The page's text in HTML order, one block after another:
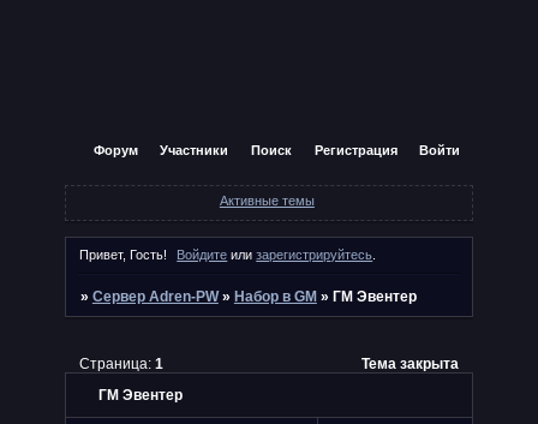
Форум Участники Поиск Регистрация Войти
Активные темы
Привет, Гость! Войдите илизарегистрируйтесь.
» Сервер Adren-PW » Набор в GM » ГМ Эвентер
ГМ Эвентер
Страница: 1 Тема закрыта